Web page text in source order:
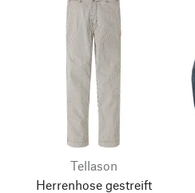
Tellason
Herrenhose gestreift